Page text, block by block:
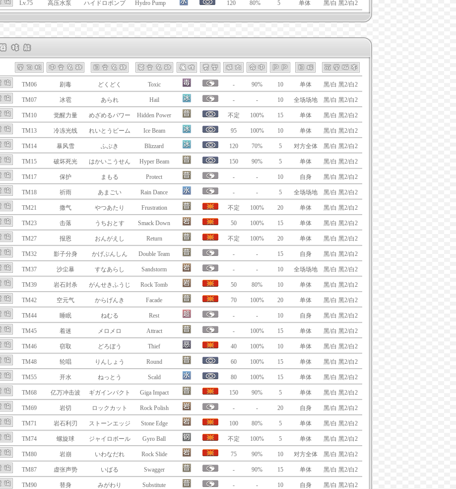
Lv.75 高压水泵 ハイドロポンプ Hydro Pump 120 80% 5 单体 黑/白 黑2/白2
TM06 剧毒 どくどく Toxic - 90% 10 单体 黑/白 黑2/白2
TM07 冰雹 あられ Hail - - 10 全场场地 黑/白 黑2/白2
TM10 觉醒力量 めざめるパワー Hidden Power 不定 100% 15 单体 黑/白 黑2/白2
TM13 冷冻光线 れいとうビーム Ice Beam 95 100% 10 单体 黑/白 黑2/白2
TM14 暴风雪 ふぶき Blizzard 120 70% 5 对方全体 黑/白 黑2/白2
TM15 破坏死光 はかいこうせん Hyper Beam 150 90% 5 单体 黑/白 黑2/白2
TM17 保护 まもる Protect - - 10 自身 黑/白 黑2/白2
TM18 祈雨 あまごい Rain Dance - - 5 全场场地 黑/白 黑2/白2
TM21 撒气 やつあたり Frustration 不定 100% 20 单体 黑/白 黑2/白2
TM23 击落 うちおとす Smack Down 50 100% 15 单体 黑/白 黑2/白2
TM27 报恩 おんがえし Return 不定 100% 20 单体 黑/白 黑2/白2
TM32 影子分身 かげぶんしん Double Team - - 15 自身 黑/白 黑2/白2
TM37 沙尘暴 すなあらし Sandstorm - - 10 全场场地 黑/白 黑2/白2
TM39 岩石封杀 がんせきふうじ Rock Tomb 50 80% 10 单体 黑/白 黑2/白2
TM42 空元气 からげんき Facade 70 100% 20 单体 黑/白 黑2/白2
TM44 睡眠 ねむる Rest - - 10 自身 黑/白 黑2/白2
TM45 着迷 メロメロ Attract - 100% 15 单体 黑/白 黑2/白2
TM46 窃取 どろぼう Thief 40 100% 10 单体 黑/白 黑2/白2
TM48 轮唱 りんしょう Round 60 100% 15 单体 黑/白 黑2/白2
TM55 开水 ねっとう Scald 80 100% 15 单体 黑/白 黑2/白2
TM68 亿万冲击波 ギガインパクト Giga Impact 150 90% 5 单体 黑/白 黑2/白2
TM69 岩切 ロックカット Rock Polish - - 20 自身 黑/白 黑2/白2
TM71 岩石利刃 ストーンエッジ Stone Edge 100 80% 5 单体 黑/白 黑2/白2
TM74 螺旋球 ジャイロボール Gyro Ball 不定 100% 5 单体 黑/白 黑2/白2
TM80 岩崩 いわなだれ Rock Slide 75 90% 10 对方全体 黑/白 黑2/白2
TM87 虚张声势 いばる Swagger - 90% 15 单体 黑/白 黑2/白2
TM90 替身 みがわり Substitute - - 10 自身 黑/白 黑2/白2